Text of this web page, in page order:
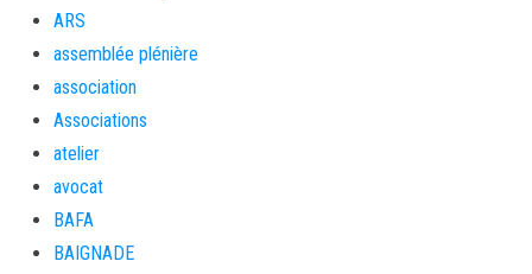
ARS
assemblée plénière
association
Associations
atelier
avocat
BAFA
BAIGNADE